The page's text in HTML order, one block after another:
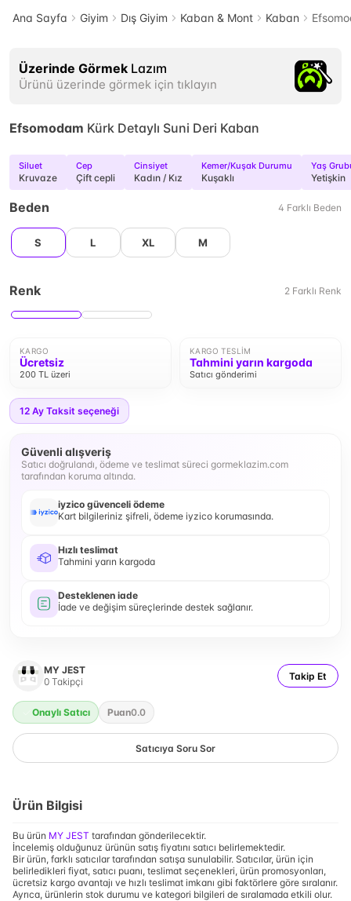
Ana Sayfa Giyim Dış Giyim Kaban & Mont Kaban
Üzerinde Görmek Lazım
Ürünü üzerinde görmek için tıklayın
Efsomodam Kürk Detaylı Suni Deri Kaban
Siluet
Kruvaze
Cep
Çift cepli
Cinsiyet
Kadın / Kız
Kemer/Kuşak Durumu
Kuşaklı
Yaş
Yetişkin
Beden 4 Farklı Beden
S L XL M
Renk 2 Farklı Renk
KARGO
Ücretsiz
200 TL üzeri
KARGO TESLIM
Tahmini yarın kargoda
Satıcı gönderimi
12 Ay Taksit seçeneği
Güvenli alışveriş
Satıcı doğrulandı, ödeme ve teslimat süreci gormeklazim.com
tarafından koruma altında.
iyzico güvenceli ödeme
Kart bilgileriniz şifreli, ödeme iyzico korumasında.
Hızlı teslimat
Tahmini yarın kargoda
Desteklenen iade
İade ve değişim süreçlerinde destek sağlanır.
MY JEST
0 Takipçi Takip Et
Onaylı Satıcı Puan0.0
Satıcıya Soru Sor
Ürün Bilgisi
Bu ürün MY JEST tarafından gönderilecektir.
İncelemiş olduğunuz ürünün satış fiyatını satıcı belirlemektedir.
Bir ürün, farklı satıcılar tarafından satışa sunulabilir. Satıcılar, ürün için
belirledikleri fiyat, satıcı puanı, teslimat seçenekleri, ürün promosyonları,
ücretsiz kargo avantajı ve hızlı teslimat imkanı gibi faktörlere göre sıralanır.
Ayrıca, ürünlerin stok durumu ve kategori bilgileri de sıralamada etkili olur.